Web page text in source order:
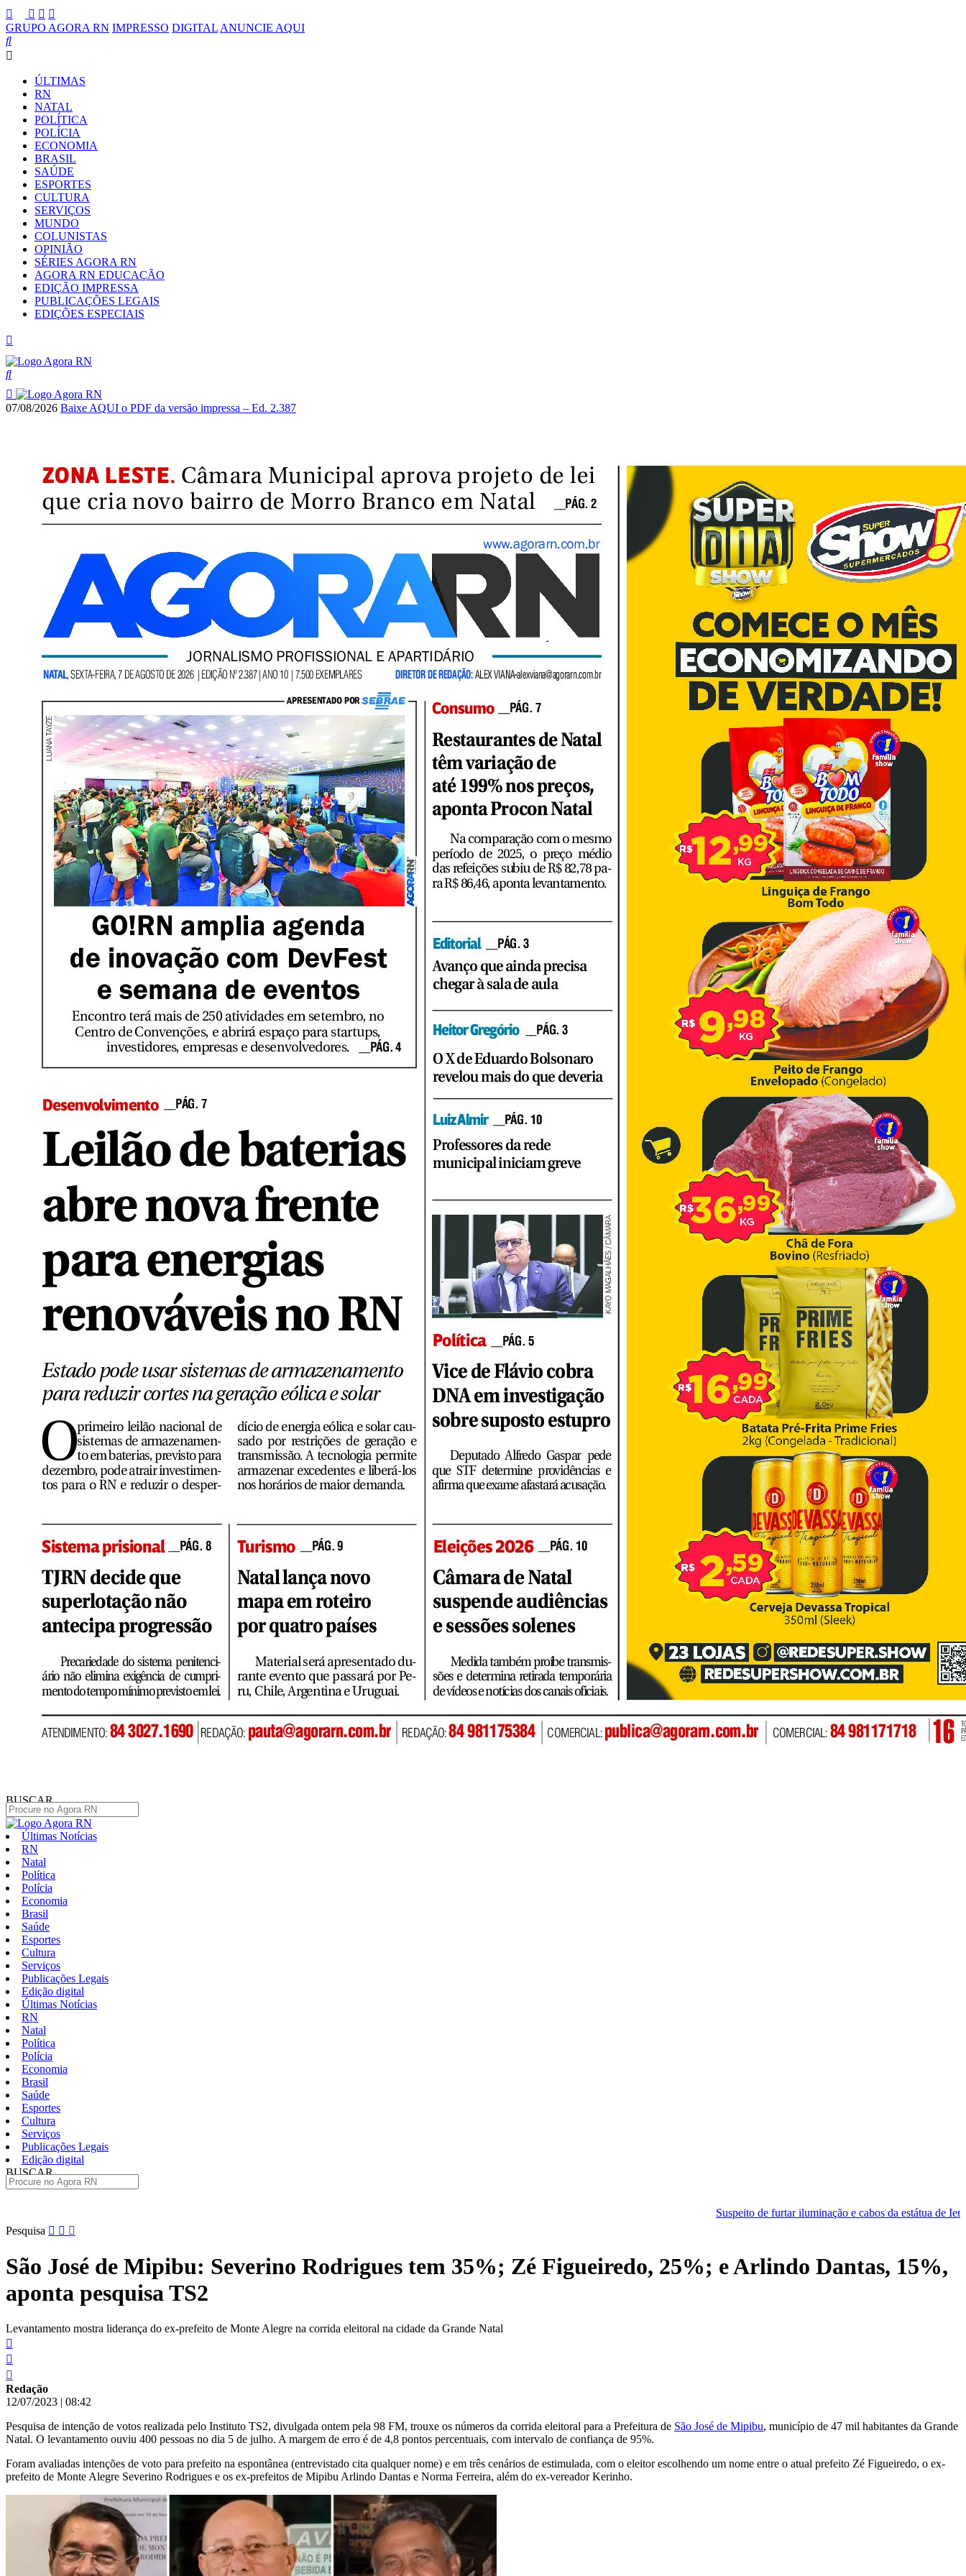
GRUPO AGORA RN IMPRESSO DIGITAL ANUNCIE AQUI
ÚLTIMAS
RN
NATAL
POLÍTICA
POLÍCIA
ECONOMIA
BRASIL
SAÚDE
ESPORTES
CULTURA
SERVIÇOS
MUNDO
COLUNISTAS
OPINIÃO
SÉRIES AGORA RN
AGORA RN EDUCAÇÃO
EDIÇÃO IMPRESSA
PUBLICAÇÕES LEGAIS
EDIÇÕES ESPECIAIS
07/08/2026 Baixe AQUI o PDF da versão impressa – Ed. 2.387
BUSCAR
Últimas Notícias
RN
Natal
Política
Polícia
Economia
Brasil
Saúde
Esportes
Cultura
Serviços
Publicações Legais
Edição digital
Últimas Notícias
RN
Natal
Política
Polícia
Economia
Brasil
Saúde
Esportes
Cultura
Serviços
Publicações Legais
Edição digital
BUSCAR
Suspeito de furtar iluminação e cabos da estátua de Iemanjá é preso em
Pular
conteúdo
Pesquisa
São José de Mipibu: Severino Rodrigues tem 35%; Zé Figueiredo, 25%; e Arlindo Dantas, 15%,
aponta pesquisa TS2
Levantamento mostra liderança do ex-prefeito de Monte Alegre na corrida eleitoral na cidade da Grande Natal
Redação
12/07/2023 | 08:42
Pesquisa de intenção de votos realizada pelo Instituto TS2, divulgada ontem pela 98 FM, trouxe os números da corrida eleitoral para a Prefeitura de São José de Mipibu, município de 47 mil habitantes da Grande
Natal. O levantamento ouviu 400 pessoas no dia 5 de julho. A margem de erro é de 4,8 pontos percentuais, com intervalo de confiança de 95%.
Foram avaliadas intenções de voto para prefeito na espontânea (entrevistado cita qualquer nome) e em três cenários de estimulada, com o eleitor escolhendo um nome entre o atual prefeito Zé Figueiredo, o ex-
prefeito de Monte Alegre Severino Rodrigues e os ex-prefeitos de Mipibu Arlindo Dantas e Norma Ferreira, além do ex-vereador Kerinho.